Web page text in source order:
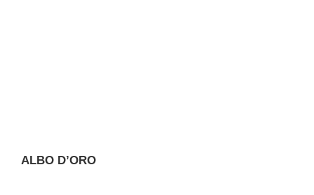
ALBO D’ORO